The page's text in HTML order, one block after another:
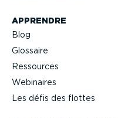
APPRENDRE
Blog
Glossaire
Ressources
Webinaires
Les défis des flottes